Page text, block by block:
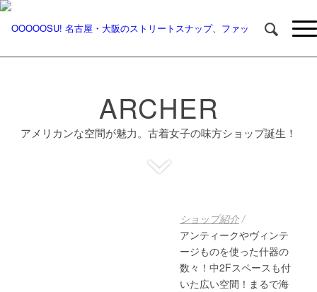
ARCHER
アメリカンな空間が魅力。古着女子の味方ショップ誕生！
ショップ紹介/
アンティークやヴィンテ
ージものを使った什器の
数々！中2Fスペースも付
いた広い空間！まるで海